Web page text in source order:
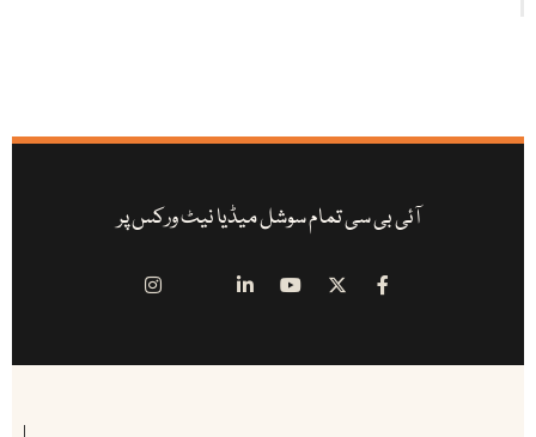
آئی بی سی تمام سوشل میڈیا نیٹ ورکس پر